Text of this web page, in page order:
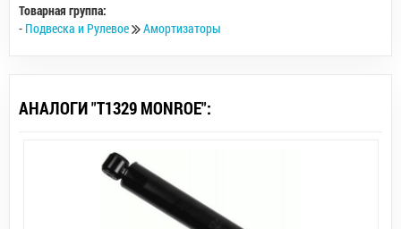
Товарная группа:
- Подвеска и Рулевое Амортизаторы
АНАЛОГИ "T1329 MONROE":